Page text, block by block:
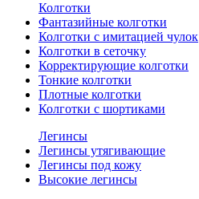
Колготки
Фантазийные колготки
Колготки с имитацией чулок
Колготки в сеточку
Корректирующие колготки
Тонкие колготки
Плотные колготки
Колготки с шортиками
Легинсы
Легинсы утягивающие
Легинсы под кожу
Высокие легинсы